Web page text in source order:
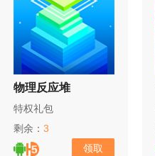
物理反应堆
特权礼包
剩余： 3
领取